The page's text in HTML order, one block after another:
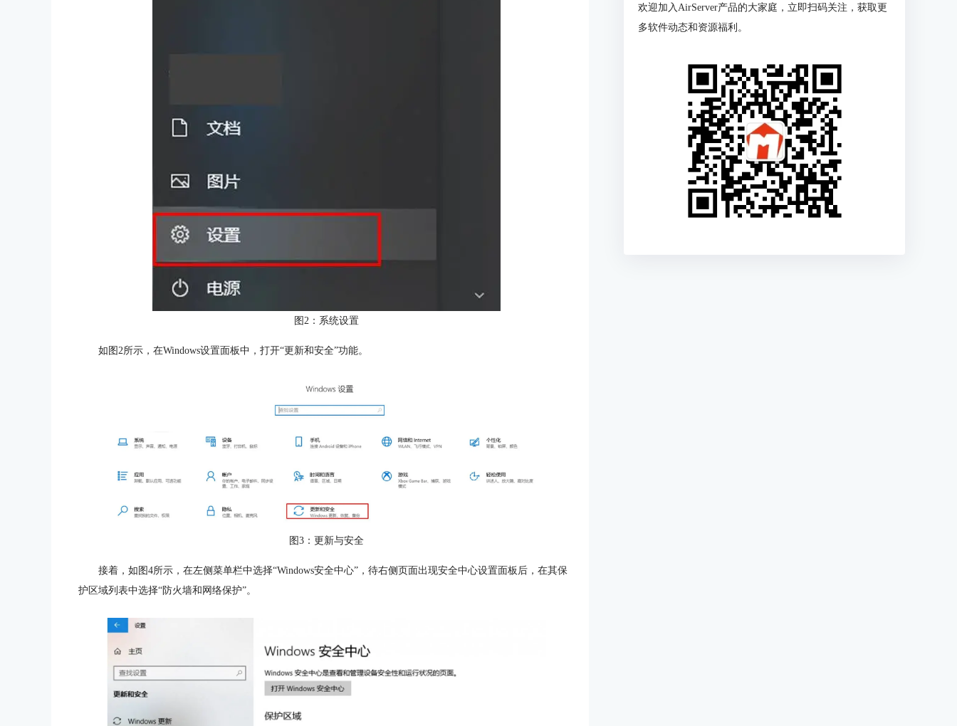
图2：系统设置
如图2所示，在Windows设置面板中，打开“更新和安全”功能。
图3：更新与安全
接着，如图4所示，在左侧菜单栏中选择“Windows安全中心”，待右侧页面出现安全中心设置面板后，在其保
护区域列表中选择“防火墙和网络保护”。
欢迎加入AirServer产品的大家庭，立即扫码关注，获取更
多软件动态和资源福利。